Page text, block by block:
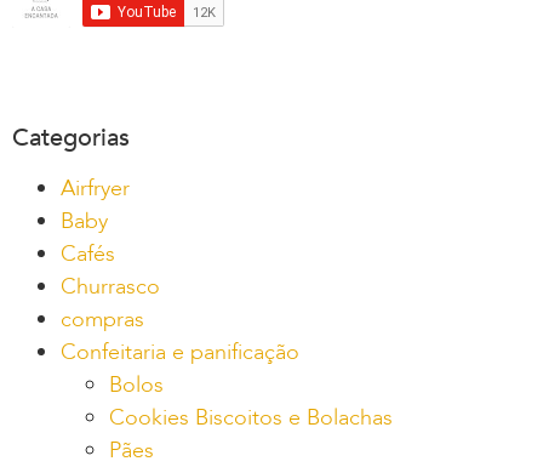
Categorias
Airfryer
Baby
Cafés
Churrasco
compras
Confeitaria e panificação
Bolos
Cookies Biscoitos e Bolachas
Pães